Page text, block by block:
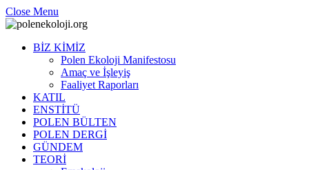
Close Menu
BİZ KİMİZ
Polen Ekoloji Manifestosu
Amaç ve İşleyiş
Faaliyet Raporları
KATIL
ENSTİTÜ
POLEN BÜLTEN
POLEN DERGİ
GÜNDEM
TEORİ